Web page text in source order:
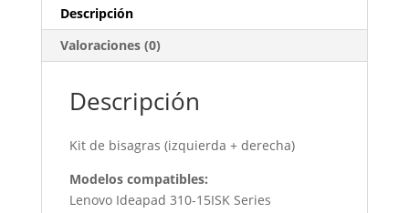
Descripción
Valoraciones (0)
Descripción
Kit de bisagras (izquierda + derecha)
Modelos compatibles:
Lenovo Ideapad 310-15ISK Series